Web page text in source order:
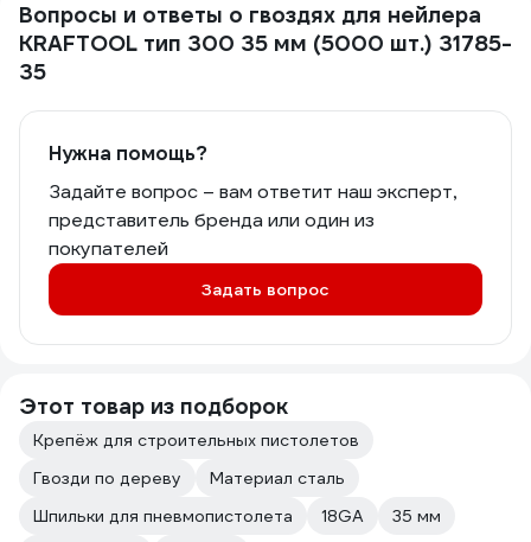
Вопросы и ответы о гвоздях для нейлера
KRAFTOOL тип 300 35 мм (5000 шт.) 31785-
35
Нужна помощь?
Задайте вопрос – вам ответит наш эксперт,
представитель бренда или один из
покупателей
Задать вопрос
Этот товар из подборок
Крепёж для строительных пистолетов
Гвозди по дереву
Материал сталь
Шпильки для пневмопистолета
18GA
35 мм